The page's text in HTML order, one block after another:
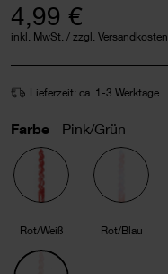
4,99 €
inkl. MwSt. / zzgl. Versandkosten
Lieferzeit: ca. 1-3 Werktage
Farbe Pink/Grün
Rot/Weiß Rot/Blau